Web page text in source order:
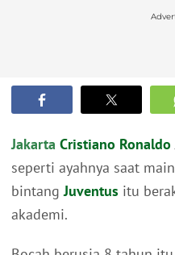
Jakarta Cristiano Ronaldo
seperti ayahnya saat
bintangJuventus itu
akademi.